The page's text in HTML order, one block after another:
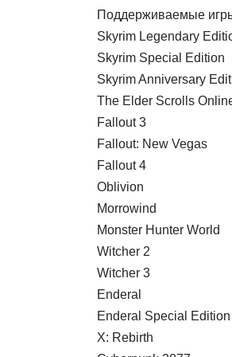
Поддерживаемые
Skyrim Legendary
Skyrim Special Edition
Skyrim Anniversary
The Elder Scrolls
Fallout 3
Fallout: New Vegas
Fallout 4
Oblivion
Morrowind
Monster Hunter World
Witcher 2
Witcher 3
Enderal
Enderal Special Edition
X: Rebirth